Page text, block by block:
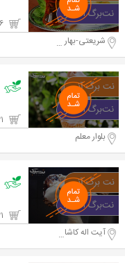
شریعتی-بهار شیراز
بلوار معلم
آیت اله کاشانی